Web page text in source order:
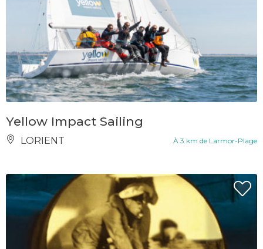
Yellow Impact Sailing
LORIENT À 3 km de Larmor-Plage